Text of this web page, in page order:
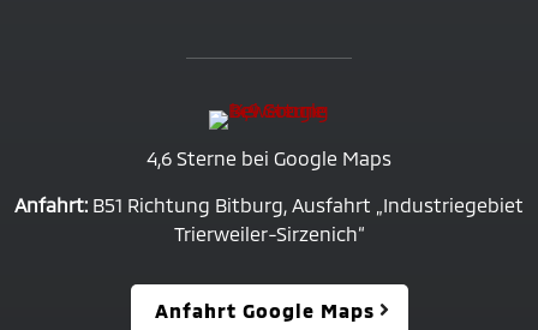
4,6 Sterne bei Google Maps
Anfahrt: B51 Richtung Bitburg, Ausfahrt „Industriegebiet
Trierweiler-Sirzenich“
Anfahrt Google Maps